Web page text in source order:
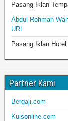
Pasang Iklan
Abdul Rohman
URL
Pasang Iklan Hotel
Partner Kami
Bergaji.com
Kuisonline.com